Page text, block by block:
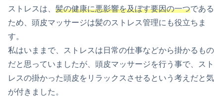
ストレスは、 髪の健康に悪影響を及ぼす要因の一つである
ため、頭皮マッサージは髪のストレス管理にも役立ちま
す。
私はいままで、ストレスは日常の仕事などから掛かるもの
だと思っていましたが、頭皮マッサージを行う事で、スト
レスの掛かった頭皮をリラックスさせるという考えだと気
が付きました。